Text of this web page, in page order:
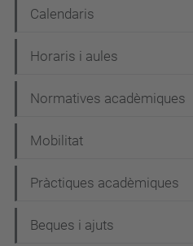
Calendaris
Horaris i aules
Normatives acadèmiques
Mobilitat
Pràctiques acadèmiques
Beques i ajuts